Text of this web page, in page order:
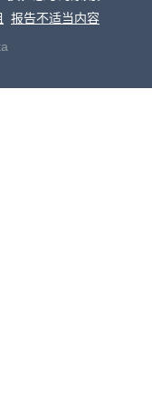
报告不适当内容